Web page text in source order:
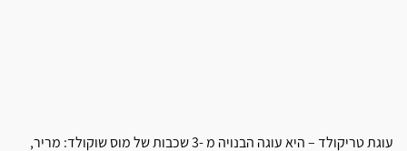
עוגת טריקולד – היא עוגה הבנויה מ -3 שכבות של מוס שוקולד: מריר,